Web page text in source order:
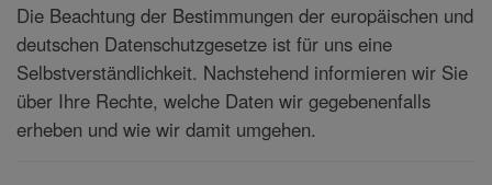
Die Beachtung der Bestimmungen der europäischen und
deutschen Datenschutzgesetze ist für uns eine
Selbstverständlichkeit. Nachstehend informieren wir Sie
über Ihre Rechte, welche Daten wir gegebenenfalls
erheben und wie wir damit umgehen.